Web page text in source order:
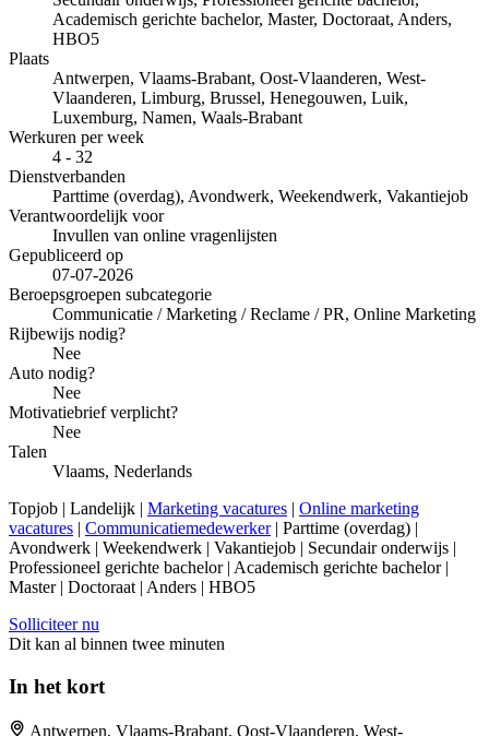
Academisch gerichte bachelor, Master, Doctoraat, Anders,
HBO5
Plaats
Antwerpen, Vlaams-Brabant, Oost-Vlaanderen, West-
Vlaanderen, Limburg, Brussel, Henegouwen, Luik,
Luxemburg, Namen, Waals-Brabant
Werkuren per week
4 - 32
Dienstverbanden
Parttime (overdag), Avondwerk, Weekendwerk, Vakantiejob
Verantwoordelijk voor
Invullen van online vragenlijsten
Gepubliceerd op
07-07-2026
Beroepsgroepen subcategorie
Communicatie / Marketing / Reclame / PR, Online Marketing
Rijbewijs nodig?
Nee
Auto nodig?
Nee
Motivatiebrief verplicht?
Nee
Talen
Vlaams, Nederlands
Topjob | Landelijk | Marketing vacatures | Online marketing
vacatures | Communicatiemedewerker| Parttime (overdag) |
Avondwerk | Weekendwerk | Vakantiejob | Secundair onderwijs |
Professioneel gerichte bachelor | Academisch gerichte bachelor |
Master | Doctoraat | Anders | HBO5
Solliciteer nu
Dit kan al binnen twee minuten
In het kort
Antwerpen, Vlaams-Brabant, Oost-Vlaanderen, West-